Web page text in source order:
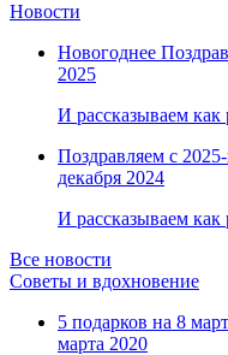
Новости
Новогоднее
2025
И рассказываем как
Поздравляем с
декабря 2024
И рассказываем как
Все новости
Советы и вдохновение
5 подарков на 8
марта 2020